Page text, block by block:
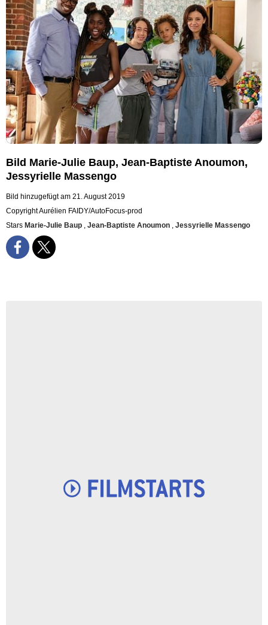
Bild Marie-Julie Baup, Jean-Baptiste Anoumon,
Jessyrielle Massengo
Bild hinzugefügt am 21. August 2019
Copyright Aurélien FAIDY/AutoFocus-prod
Stars Marie-Julie Baup , Jean-Baptiste Anoumon , Jessyrielle Massengo